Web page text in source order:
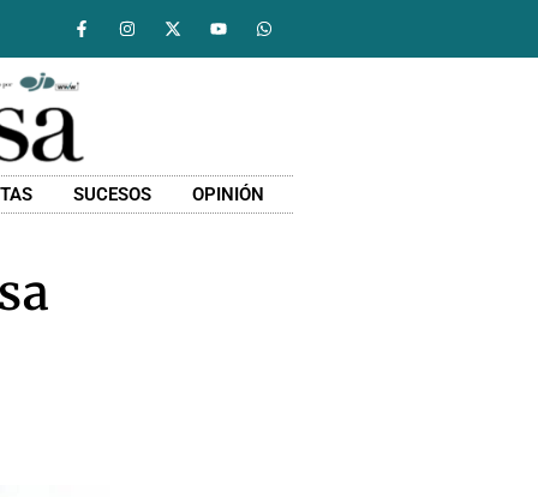
SUCESOS OPINIÓN